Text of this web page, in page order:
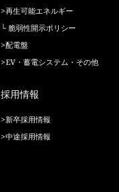
>再生可能エネルギー
└ 脆弱性開示ポリシー
>配電盤
>EV・蓄電システム・その他
採用情報
>新卒採用情報
>中途採用情報